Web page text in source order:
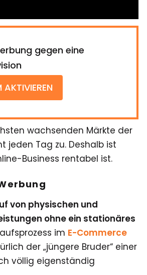
gegen eine
wachsenden Märkte der
jeden Tag zu. Deshalb ist
Business rentabel ist.
von physischen und
ohne ein stationäres
im E-Commerce
der „jüngere Bruder“ einer
völlig eigenständig